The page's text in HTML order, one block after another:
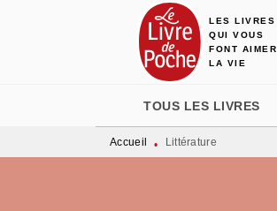
MENU RECHERCHE
LES LIVRES
QUI VOUS
FONT AIMER
LA VIE
TOUS LES LIVRES
Accueil • Littérature